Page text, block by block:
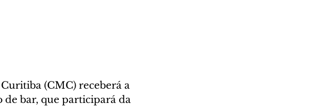
(CMC) receberá a
de bar, que participará da